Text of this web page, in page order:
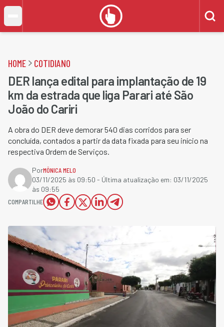
HOME COTIDIANO
DER lança edital para implantação de 19
km da estrada que liga Parari até São
João do Cariri
A obra do DER deve demorar 540 dias corridos para ser
concluída, contados a partir da data fixada para seu início na
respectiva Ordem de Serviços.
PorMÔNICA MELO
03/11/2025 às 09:50 - Última atualização em: 03/11/2025
às 09:55
COMPARTILHE